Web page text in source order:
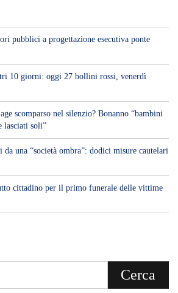
pubblici a progettazione esecutiva ponte
10 giorni: oggi 27 bollini rossi, venerdì
scomparso nel silenzio? Bonanno “bambini
lasciati soli”
una “società ombra”: dodici misure cautelari
cittadino per il primo funerale delle vittime